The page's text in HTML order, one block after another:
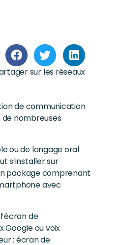
sur les réseaux
de communication
nombreuses
ou de langage oral
s’installer sur
package comprenant
avec
de
Google ou voix
: écran de